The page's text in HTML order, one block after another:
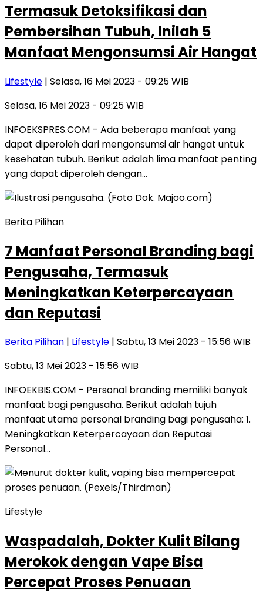
Termasuk Detoksifikasi dan
Pembersihan Tubuh, Inilah 5
Manfaat Mengonsumsi Air Hangat
Lifestyle | Selasa, 16 Mei 2023 - 09:25 WIB
Selasa, 16 Mei 2023 - 09:25 WIB
INFOEKSPRES.COM – Ada beberapa manfaat yang
dapat diperoleh dari mengonsumsi air hangat untuk
kesehatan tubuh. Berikut adalah lima manfaat penting
yang dapat diperoleh dengan…
Berita Pilihan
7 Manfaat Personal Branding bagi
Pengusaha, Termasuk
Meningkatkan Keterpercayaan
dan Reputasi
Berita Pilihan | Lifestyle | Sabtu, 13 Mei 2023 - 15:56 WIB
Sabtu, 13 Mei 2023 - 15:56 WIB
INFOEKBIS.COM – Personal branding memiliki banyak
manfaat bagi pengusaha. Berikut adalah tujuh
manfaat utama personal branding bagi pengusaha: 1.
Meningkatkan Keterpercayaan dan Reputasi
Personal…
Lifestyle
Waspadalah, Dokter Kulit Bilang
Merokok dengan Vape Bisa
Percepat Proses Penuaan